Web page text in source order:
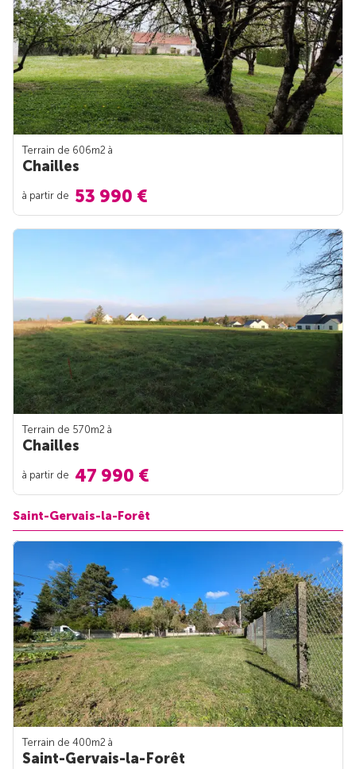
Terrain de 606m2 à
Chailles
à partir de 53 990 €
Terrain de 570m2 à
Chailles
à partir de 47 990 €
Saint-Gervais-la-Forêt
Terrain de 400m2 à
Saint-Gervais-la-Forêt